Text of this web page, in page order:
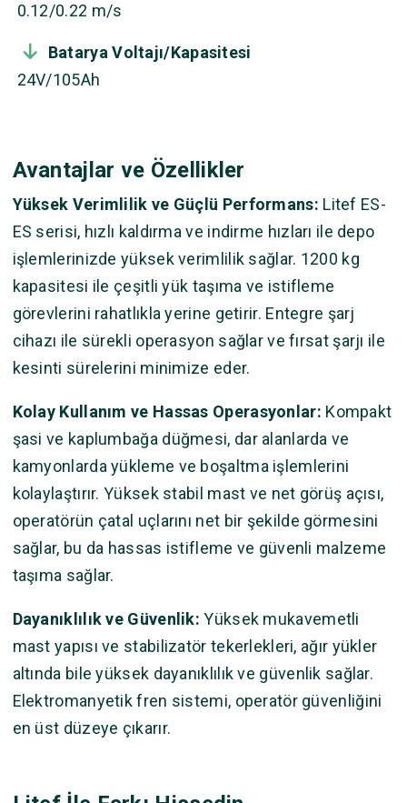
0.12/0.22 m/s
Batarya Voltajı/Kapasitesi
24V/105Ah
Avantajlar ve Özellikler
Yüksek Verimlilik ve Güçlü Performans: Litef ES-
ES serisi, hızlı kaldırma ve indirme hızları ile depo
işlemlerinizde yüksek verimlilik sağlar. 1200 kg
kapasitesi ile çeşitli yük taşıma ve istifleme
görevlerini rahatlıkla yerine getirir. Entegre şarj
cihazı ile sürekli operasyon sağlar ve fırsat şarjı ile
kesinti sürelerini minimize eder.
Kolay Kullanım ve Hassas Operasyonlar: Kompakt
şasi ve kaplumbağa düğmesi, dar alanlarda ve
kamyonlarda yükleme ve boşaltma işlemlerini
kolaylaştırır. Yüksek stabil mast ve net görüş açısı,
operatörün çatal uçlarını net bir şekilde görmesini
sağlar, bu da hassas istifleme ve güvenli malzeme
taşıma sağlar.
Dayanıklılık ve Güvenlik: Yüksek mukavemetli
mast yapısı ve stabilizatör tekerlekleri, ağır yükler
altında bile yüksek dayanıklılık ve güvenlik sağlar.
Elektromanyetik fren sistemi, operatör güvenliğini
en üst düzeye çıkarır.